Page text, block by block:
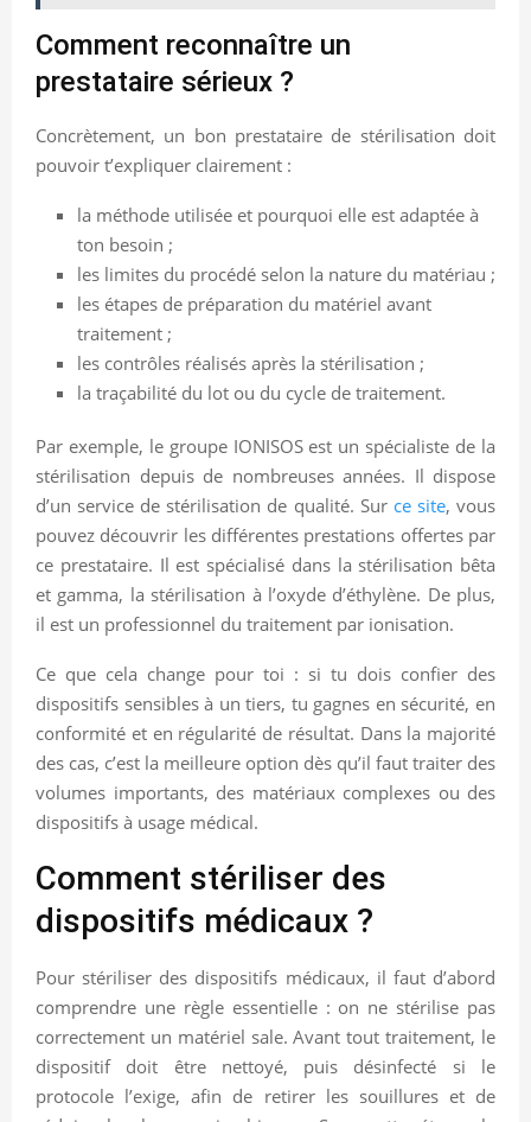
Comment reconnaître un
prestataire sérieux ?
Concrètement, un bon prestataire de stérilisation doit
pouvoir t’expliquer clairement :
la méthode utilisée et pourquoi elle est adaptée à
ton besoin ;
les limites du procédé selon la nature du matériau ;
les étapes de préparation du matériel avant
traitement ;
les contrôles réalisés après la stérilisation ;
la traçabilité du lot ou du cycle de traitement.
Par exemple, le groupe IONISOS est un spécialiste de la
stérilisation depuis de nombreuses années. Il dispose
d’un service de stérilisation de qualité. Sur ce site, vous
pouvez découvrir les différentes prestations offertes par
ce prestataire. Il est spécialisé dans la stérilisation bêta
et gamma, la stérilisation à l’oxyde d’éthylène. De plus,
il est un professionnel du traitement par ionisation.
Ce que cela change pour toi : si tu dois confier des
dispositifs sensibles à un tiers, tu gagnes en sécurité, en
conformité et en régularité de résultat. Dans la majorité
des cas, c’est la meilleure option dès qu’il faut traiter des
volumes importants, des matériaux complexes ou des
dispositifs à usage médical.
Comment stériliser des
dispositifs médicaux ?
Pour stériliser des dispositifs médicaux, il faut d’abord
comprendre une règle essentielle : on ne stérilise pas
correctement un matériel sale. Avant tout traitement, le
dispositif doit être nettoyé, puis désinfecté si le
protocole l’exige, afin de retirer les souillures et de